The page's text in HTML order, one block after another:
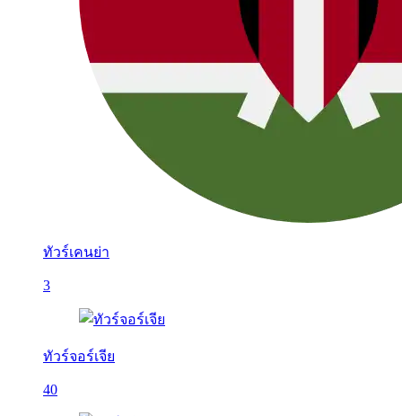
ทัวร์เคนย่า
3
ทัวร์จอร์เจีย
40